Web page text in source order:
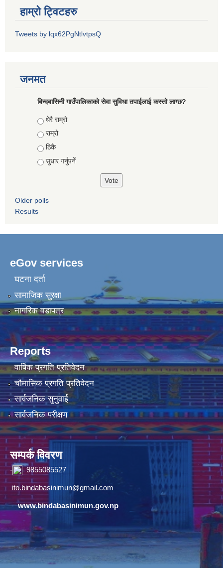
हाम्रो ट्विटहरु
Tweets by lqx62PgNtlvtpsQ
जनमत
बिन्दबासिनी गाउँपालिकाको सेवा सुविधा तपाईलाई कस्तो लाग्छ?
Choices
धेरै राम्रो
राम्रो
ठिकै
सुधार गर्नुपर्ने
Older polls
Results
eGov services
घटना दर्ता
सामाजिक सुरक्षा
नागरिक वडापत्र
Reports
वार्षिक प्रगति प्रतिवेदन
चौमासिक प्रगति प्रतिवेदन
सार्वजनिक सुनुवाई
सार्वजनिक परीक्षण
सम्पर्क विवरण
- 9855085527
ito.bindabasinimun@gmail.com
www.bindabasinimun.gov.np